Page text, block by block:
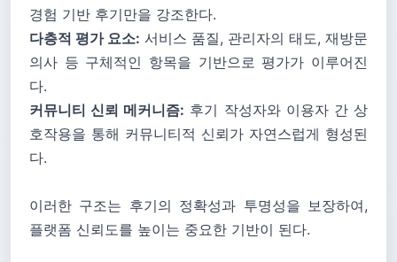
경험 기반 후기만을 강조한다.
다층적 평가 요소: 서비스 품질, 관리자의 태도, 재방문
의사 등 구체적인 항목을 기반으로 평가가 이루어진
다.
커뮤니티 신뢰 메커니즘: 후기 작성자와 이용자 간 상
호작용을 통해 커뮤니티적 신뢰가 자연스럽게 형성된
다.
이러한 구조는 후기의 정확성과 투명성을 보장하여,
플랫폼 신뢰도를 높이는 중요한 기반이 된다.